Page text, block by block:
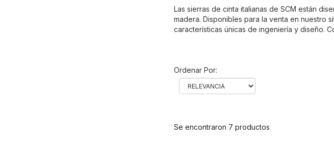
Las sierras de cinta italianas de SCM están
madera. Disponibles para la venta en nuestro
características únicas de ingeniería y diseño.
Ordenar Por:
Se encontraron 7 productos